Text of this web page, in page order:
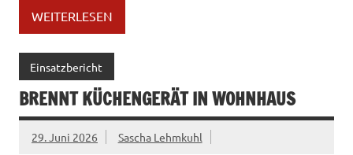
WEITERLESEN
Einsatzbericht
BRENNT KÜCHENGERÄT IN WOHNHAUS
29. Juni 2026 Sascha Lehmkuhl